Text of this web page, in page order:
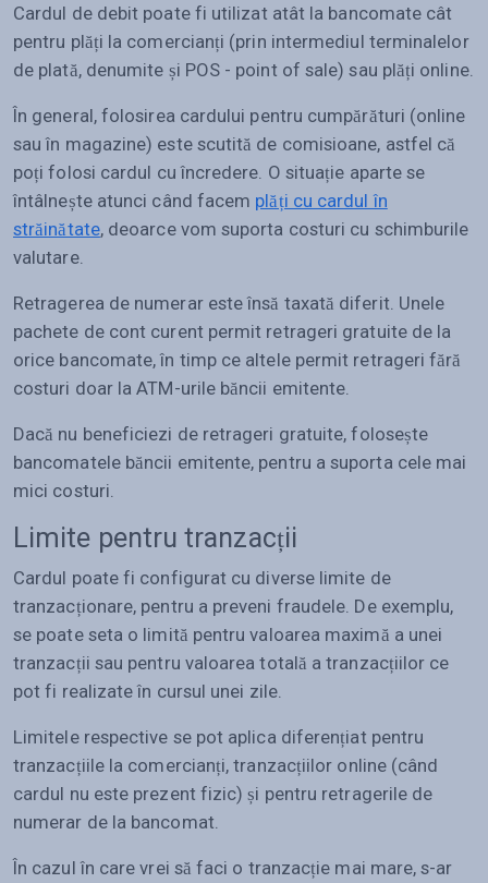
Cardul de debit poate fi utilizat atât la bancomate cât
pentru plăți la comercianți (prin intermediul terminalelor
de plată, denumite și POS - point of sale) sau plăți online.
În general, folosirea cardului pentru cumpărături (online
sau în magazine) este scutită de comisioane, astfel că
poți folosi cardul cu încredere. O situație aparte se
întâlnește atunci când facem plăți cu cardul în
străinătate, deoarce vom suporta costuri cu schimburile
valutare.
Retragerea de numerar este însă taxată diferit. Unele
pachete de cont curent permit retrageri gratuite de la
orice bancomate, în timp ce altele permit retrageri fără
costuri doar la ATM-urile băncii emitente.
Dacă nu beneficiezi de retrageri gratuite, folosește
bancomatele băncii emitente, pentru a suporta cele mai
mici costuri.
Limite pentru tranzacții
Cardul poate fi configurat cu diverse limite de
tranzacționare, pentru a preveni fraudele. De exemplu,
se poate seta o limită pentru valoarea maximă a unei
tranzacții sau pentru valoarea totală a tranzacțiilor ce
pot fi realizate în cursul unei zile.
Limitele respective se pot aplica diferențiat pentru
tranzacțiile la comercianți, tranzacțiilor online (când
cardul nu este prezent fizic) și pentru retragerile de
numerar de la bancomat.
În cazul în care vrei să faci o tranzacție mai mare, s-ar